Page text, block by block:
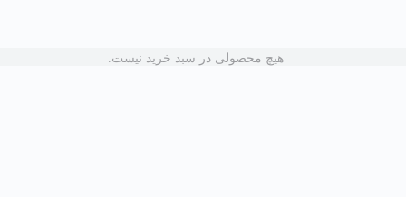
هیچ محصولی در سبد خرید نیست.
button_border_radius=”100px”
animation_delay=”100ms”
button_letter_spacing_hover=”2px”
button_one_text_size__hover=”null”
button_one_text_color__hover_enabled=”off”
button_border_width__hover_enabled=”off”
button_two_border_width__hover_enabled=”off”
button_border_radius__hover_enabled=”off”
button_two_border_radius__hover_enabled=”off”
button_bg_color__hover=”null”